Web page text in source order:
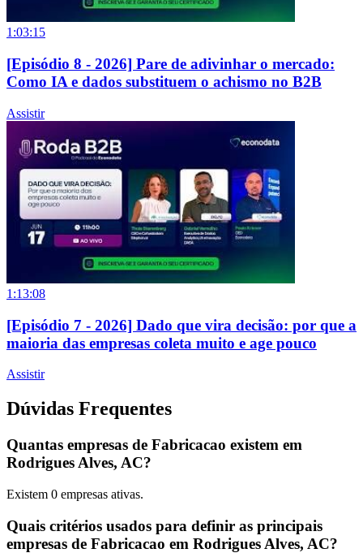
1:03:15
[Episódio 8 - 2026] Pare de adivinhar o mercado:
Como IA e dados substituem o achismo no B2B
Assistir
1:13:08
[Episódio 7 - 2026] Dado que vira decisão: por que a
maioria das empresas coleta muito e age pouco
Assistir
Dúvidas Frequentes
Quantas empresas de Fabricacao existem em
Rodrigues Alves, AC?
Existem 0 empresas ativas.
Quais critérios usados para definir as principais
empresas de Fabricacao em Rodrigues Alves, AC?